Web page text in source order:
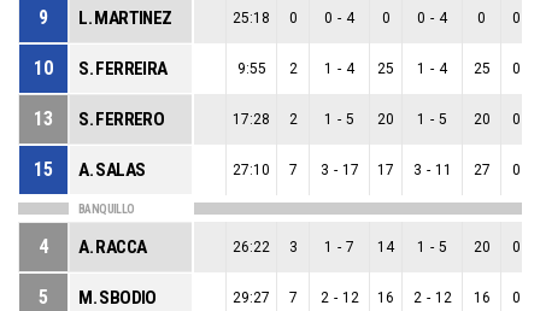
9 L. MARTINEZ 25:18 0 0 - 4 0 0 - 4 0 0
10 S. FERREIRA 9:55 2 1 - 4 25 1 - 4 25 0
13 S. FERRERO 17:28 2 1 - 5 20 1 - 5 20 0
15 A. SALAS 27:10 7 3 - 17 17 3 - 11 27 0
BANQUILLO
4 A. RACCA 26:22 3 1 - 7 14 1 - 5 20 0
5 M. SBODIO 29:27 7 2 - 12 16 2 - 12 16 0